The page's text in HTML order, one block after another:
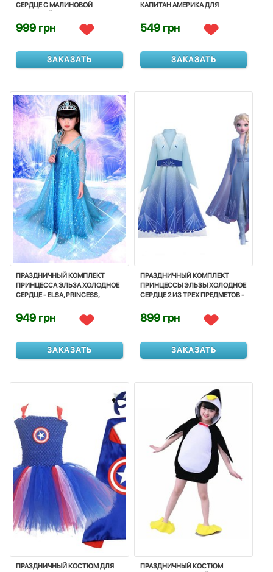
СЕРДЦЕ С МАЛИНОВОЙ
ANNA, PRINCESS, FROZEN
999 грн
ЗАКАЗАТЬ
КАПИТАН АМЕРИКА ДЛЯ
SUPERHERO, CARNIVAL, DISNEY
549 грн
ЗАКАЗАТЬ
ПРАЗДНИЧНЫЙ КОМПЛЕКТ
ПРИНЦЕССА ЭЛЬЗА ХОЛОДНОЕ
СЕРДЦЕ - ELSA, PRINCESS,
949 грн
ЗАКАЗАТЬ
ПРАЗДНИЧНЫЙ КОМПЛЕКТ
ПРИНЦЕССЫ ЭЛЬЗЫ ХОЛОДНОЕ
СЕРДЦЕ 2 ИЗ ТРЕХ ПРЕДМЕТОВ -
DISNEY
899 грн
ЗАКАЗАТЬ
ПРАЗДНИЧНЫЙ КОСТЮМ ДЛЯ
ПРАЗДНИЧНЫЙ КОСТЮМ